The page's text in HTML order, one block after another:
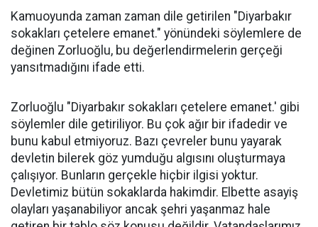
Kamuoyunda zaman zaman dile getirilen "Diyarbakır
sokakları çetelere emanet." yönündeki söylemlere de
değinen Zorluoğlu, bu değerlendirmelerin gerçeği
yansıtmadığını ifade etti.
Zorluoğlu "Diyarbakır sokakları çetelere emanet.' gibi
söylemler dile getiriliyor. Bu çok ağır bir ifadedir ve
bunu kabul etmiyoruz. Bazı çevreler bunu yayarak
devletin bilerek göz yumduğu algısını oluşturmaya
çalışıyor. Bunların gerçekle hiçbir ilgisi yoktur.
Devletimiz bütün sokaklarda hakimdir. Elbette asayiş
olayları yaşanabiliyor ancak şehri yaşanmaz hale